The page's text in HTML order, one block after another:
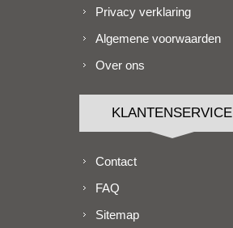
Privacy verklaring
Algemene voorwaarden
Over ons
KLANTENSERVICE
Contact
FAQ
Sitemap